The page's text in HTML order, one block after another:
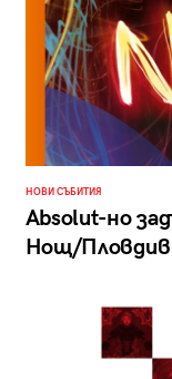
НОВИ СЪБИТИЯ
Аbsolut-но
Нощ/